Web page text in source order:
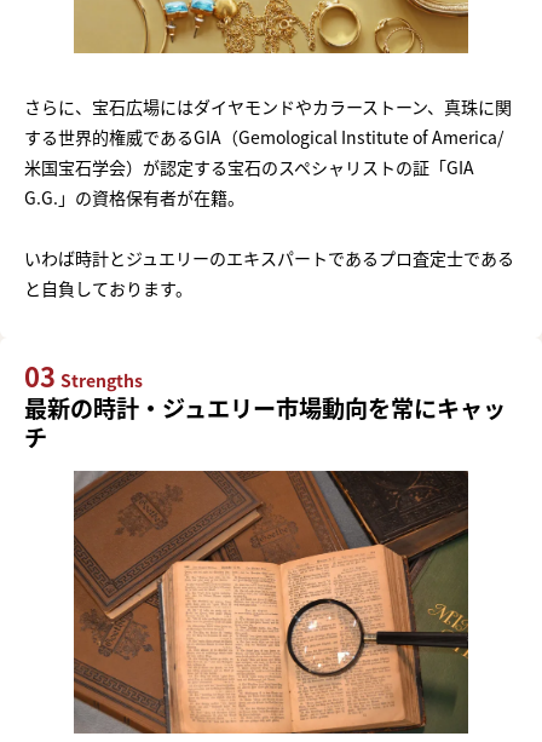
さらに、宝石広場にはダイヤモンドやカラーストーン、真珠に関
する世界的権威であるGIA（Gemological Institute of America/
米国宝石学会）が認定する宝石のスペシャリストの証「GIA
G.G.」の資格保有者が在籍。
いわば時計とジュエリーのエキスパートであるプロ査定士である
と自負しております。
03 Strengths
最新の時計・ジュエリー市場動向を常にキャッ
チ